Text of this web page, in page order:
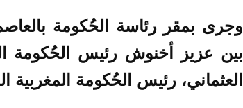
وجرى بمقر رئاسة الحُكومة
بين عزيز أخنوش رئيس الحُكومة
العثماني، رئيس الحُكومة المغربية